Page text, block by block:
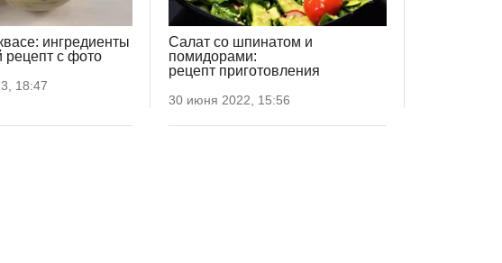
ингредиенты
рецепт с фото
18:47
Салат со шпинатом и
помидорами:
рецепт приготовления
30 июня 2022, 15:56